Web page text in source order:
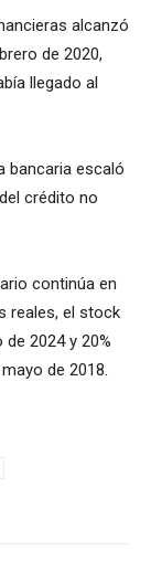
alcanzó
de 2020,
llegado al
bancaria escaló
crédito no
continúa en
reales, el stock
2024 y 20%
de 2018.